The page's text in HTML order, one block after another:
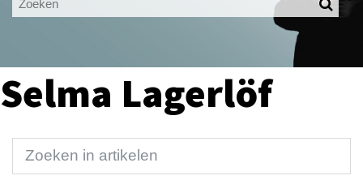
LOGIN
Selma Lagerlöf